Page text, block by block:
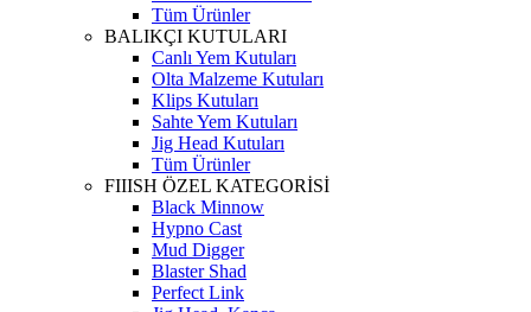
Tüm Ürünler
BALIKÇI KUTULARI
Canlı Yem Kutuları
Olta Malzeme Kutuları
Klips Kutuları
Sahte Yem Kutuları
Jig Head Kutuları
Tüm Ürünler
FIIISH ÖZEL KATEGORİSİ
Black Minnow
Hypno Cast
Mud Digger
Blaster Shad
Perfect Link